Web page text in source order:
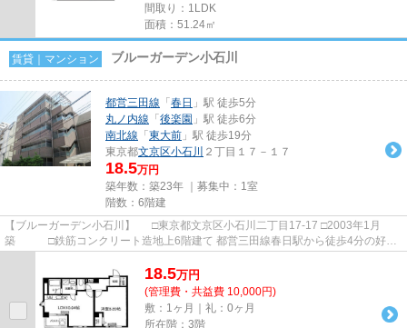
間取り：1LDK
面積：51.24㎡
賃貸｜マンション ブルーガーデン小石川
都営三田線 「 春日 」駅 徒歩5分
丸ノ内線 「 後楽園 」駅 徒歩6分
南北線 「 東大前 」駅 徒歩19分
東京都文京区小石川 ２丁目１７－１７
18.5万円
築年数：築23年 ｜募集中： 1室
階数：6階建
【ブルーガーデン小石川】 □東京都文京区小石川二丁目17-17 □2003年1月
築 □鉄筋コンクリート造地上6階建て 都営三田線春日駅から徒歩4分の好立
18.5万円
(管理費・共益費 10,000円)
敷：1ヶ月｜礼：0ヶ月
所在階：3階